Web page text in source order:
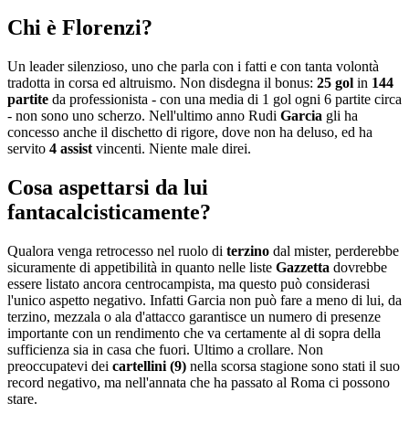
Chi è Florenzi?
Un leader silenzioso, uno che parla con i fatti e con tanta volontà
tradotta in corsa ed altruismo. Non disdegna il bonus: 25 gol in 144
partite da professionista - con una media di 1 gol ogni 6 partite circa
- non sono uno scherzo. Nell'ultimo anno Rudi Garcia gli ha
concesso anche il dischetto di rigore, dove non ha deluso, ed ha
servito 4 assist vincenti. Niente male direi.
Cosa aspettarsi da lui
fantacalcisticamente?
Qualora venga retrocesso nel ruolo di terzino dal mister, perderebbe
sicuramente di appetibilità in quanto nelle liste Gazzetta dovrebbe
essere listato ancora centrocampista, ma questo può considerasi
l'unico aspetto negativo. Infatti Garcia non può fare a meno di lui, da
terzino, mezzala o ala d'attacco garantisce un numero di presenze
importante con un rendimento che va certamente al di sopra della
sufficienza sia in casa che fuori. Ultimo a crollare. Non
preoccupatevi dei cartellini (9) nella scorsa stagione sono stati il suo
record negativo, ma nell'annata che ha passato al Roma ci possono
stare.